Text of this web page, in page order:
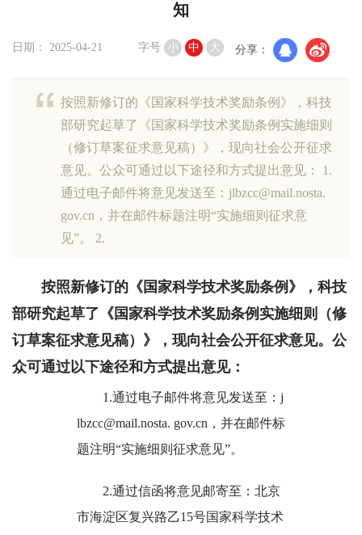
知
日期： 2025-04-21 字号 小 中 大 分享：
按照新修订的《国家科学技术奖励条例》，科技
部研究起草了《国家科学技术奖励条例实施细则
（修订草案征求意见稿）》，现向社会公开征求
意见。公众可通过以下途径和方式提出意见： 1.
通过电子邮件将意见发送至：jlbzcc@mail.nosta.
gov.cn，并在邮件标题注明“实施细则征求意
见”。 2.
按照新修订的《国家科学技术奖励条例》，科技
部研究起草了《国家科学技术奖励条例实施细则（修
订草案征求意见稿）》，现向社会公开征求意见。公
众可通过以下途径和方式提出意见：
1.通过电子邮件将意见发送至：j
lbzcc@mail.nosta. gov.cn，并在邮件标
题注明“实施细则征求意见”。
2.通过信函将意见邮寄至：北京
市海淀区复兴路乙15号国家科学技术